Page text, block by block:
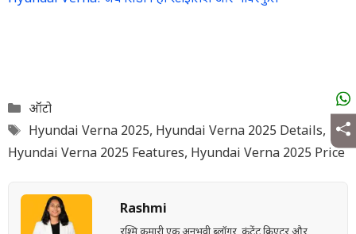
Categories
ऑटो
Tags
Hyundai Verna 2025, Hyundai Verna 2025 Details,
Hyundai Verna 2025 Features, Hyundai Verna 2025 Price
Rashmi